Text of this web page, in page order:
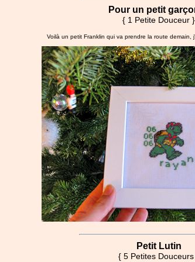
Pour un petit
{ 1 Petite Douceur }
Voilà un petit Franklin qui va prendre la route demain,
Petit Lutin
{ 5 Petites